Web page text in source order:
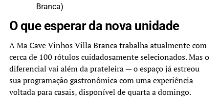
Branca)
O que esperar da nova unidade
A Ma Cave Vinhos Villa Branca trabalha atualmente com
cerca de 100 rótulos cuidadosamente selecionados. Mas o
diferencial vai além da prateleira — o espaço já estreou
sua programação gastronômica com uma experiência
voltada para casais, disponível de quarta a domingo.